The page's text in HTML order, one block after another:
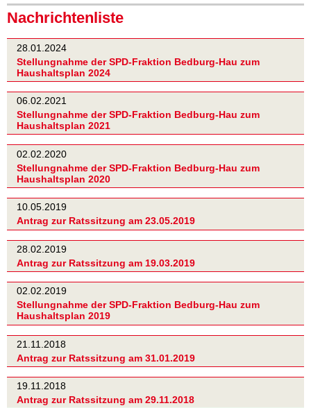
Nachrichtenliste
28.01.2024
Stellungnahme der SPD-Fraktion Bedburg-Hau zum
Haushaltsplan 2024
06.02.2021
Stellungnahme der SPD-Fraktion Bedburg-Hau zum
Haushaltsplan 2021
02.02.2020
Stellungnahme der SPD-Fraktion Bedburg-Hau zum
Haushaltsplan 2020
10.05.2019
Antrag zur Ratssitzung am 23.05.2019
28.02.2019
Antrag zur Ratssitzung am 19.03.2019
02.02.2019
Stellungnahme der SPD-Fraktion Bedburg-Hau zum
Haushaltsplan 2019
21.11.2018
Antrag zur Ratssitzung am 31.01.2019
19.11.2018
Antrag zur Ratssitzung am 29.11.2018